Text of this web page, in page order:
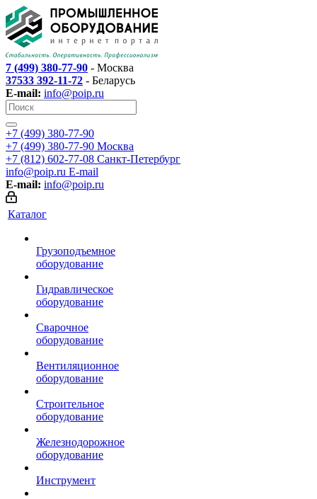
7 (499) 380-77-90 - Москва
37533 392-11-72 - Беларусь
E-mail: info@poip.ru
+7 (499) 380-77-90
+7 (499) 380-77-90 Москва
+7 (812) 602-77-08 Санкт-Петербург
info@poip.ru E-mail
E-mail: info@poip.ru
Каталог
Грузоподъемное
оборудование
Гидравлическое
оборудование
Сварочное
оборудование
Вентиляционное
оборудование
Строительное
оборудование
Железнодорожное
оборудование
Инструмент